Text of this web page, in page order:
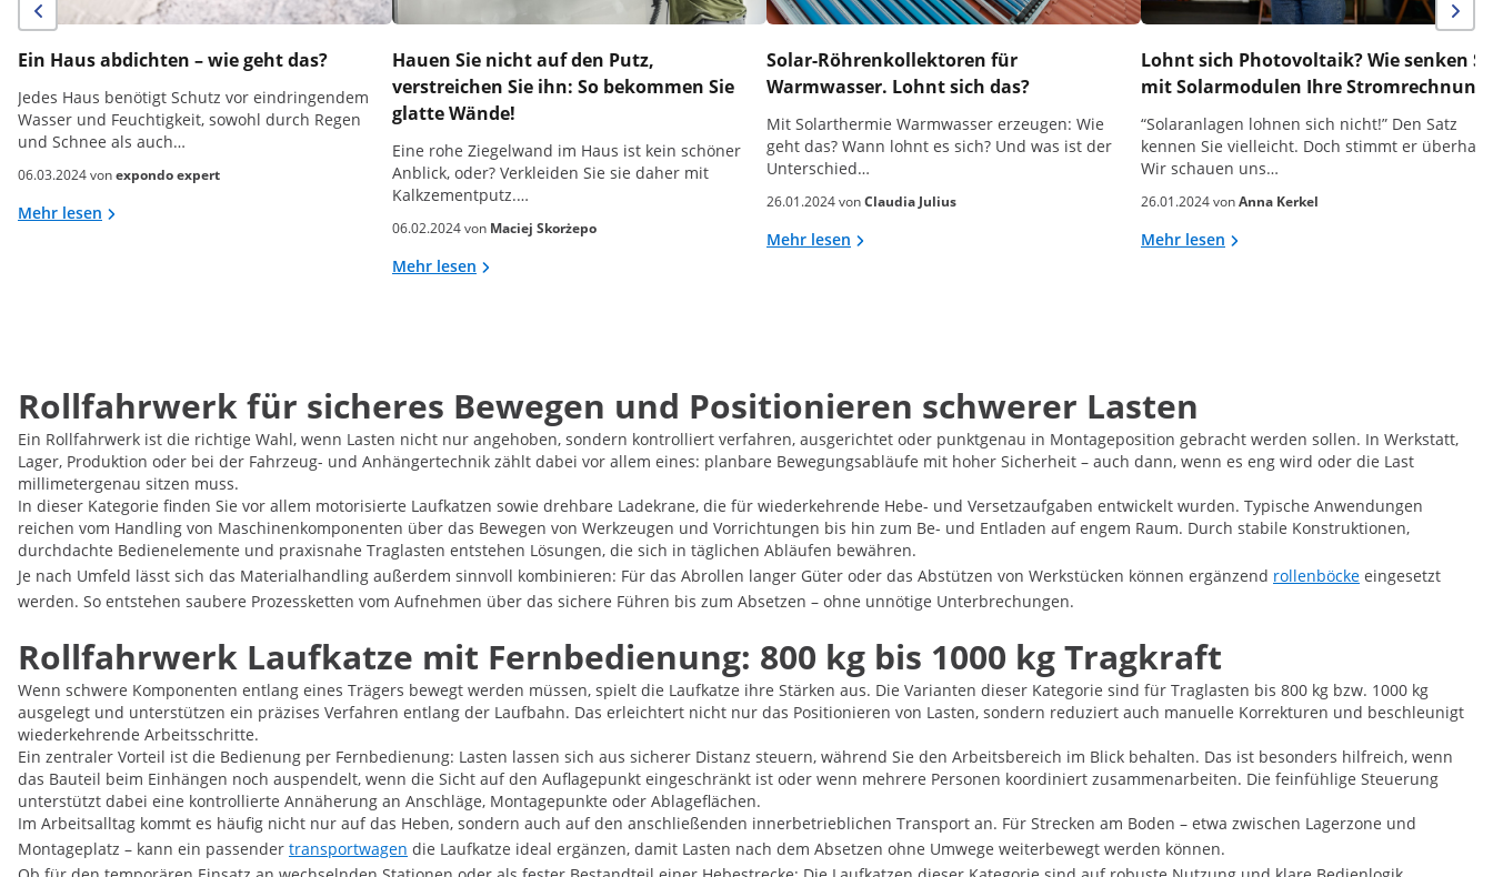
Ein Haus abdichten – wie geht das?
Jedes Haus benötigt Schutz vor eindringendem
Wasser und Feuchtigkeit, sowohl durch Regen
und Schnee als auch…
06.03.2024 vonexpondo expert
Mehr lesen
Hauen Sie nicht auf den Putz,
verstreichen Sie ihn: So bekommen Sie
glatte Wände!
Eine rohe Ziegelwand im Haus ist kein schöner
Anblick, oder? Verkleiden Sie sie daher mit
Kalkzementputz.…
06.02.2024 von Maciej Skorżepo
Mehr lesen
Solar-Röhrenkollektoren für
Warmwasser. Lohnt sich das?
Mit Solarthermie Warmwasser erzeugen: Wie
geht das? Wann lohnt es sich? Und was ist der
Unterschied…
26.01.2024 vonClaudia Julius
Mehr lesen
Lohnt sich Photovoltaik? Wie senken
mit Solarmodulen Ihre
“Solaranlagen lohnen sich nicht!” Den Satz
kennen Sie vielleicht. Doch stimmt er
Wir schauen uns…
26.01.2024 vonAnna Kerkel
Mehr lesen
Rollfahrwerk für sicheres Bewegen und Positionieren schwerer Lasten
Ein Rollfahrwerk ist die richtige Wahl, wenn Lasten nicht nur angehoben, sondern kontrolliert verfahren, ausgerichtet oder punktgenau in Montageposition gebracht werden sollen. In Werkstatt,
Lager, Produktion oder bei der Fahrzeug- und Anhängertechnik zählt dabei vor allem eines: planbare Bewegungsabläufe mit hoher Sicherheit – auch dann, wenn es eng wird oder die Last
millimetergenau sitzen muss.
In dieser Kategorie finden Sie vor allem motorisierte Laufkatzen sowie drehbare Ladekrane, die für wiederkehrende Hebe- und Versetzaufgaben entwickelt wurden. Typische Anwendungen
reichen vom Handling von Maschinenkomponenten über das Bewegen von Werkzeugen und Vorrichtungen bis hin zum Be- und Entladen auf engem Raum. Durch stabile Konstruktionen,
durchdachte Bedienelemente und praxisnahe Traglasten entstehen Lösungen, die sich in täglichen Abläufen bewähren.
Je nach Umfeld lässt sich das Materialhandling außerdem sinnvoll kombinieren: Für das Abrollen langer Güter oder das Abstützen von Werkstücken können ergänzend rollenböcke eingesetzt
werden. So entstehen saubere Prozessketten vom Aufnehmen über das sichere Führen bis zum Absetzen – ohne unnötige Unterbrechungen.
Rollfahrwerk Laufkatze mit Fernbedienung: 800 kg bis 1000 kg Tragkraft
Wenn schwere Komponenten entlang eines Trägers bewegt werden müssen, spielt die Laufkatze ihre Stärken aus. Die Varianten dieser Kategorie sind für Traglasten bis 800 kg bzw. 1000 kg
ausgelegt und unterstützen ein präzises Verfahren entlang der Laufbahn. Das erleichtert nicht nur das Positionieren von Lasten, sondern reduziert auch manuelle Korrekturen und beschleunigt
wiederkehrende Arbeitsschritte.
Ein zentraler Vorteil ist die Bedienung per Fernbedienung: Lasten lassen sich aus sicherer Distanz steuern, während Sie den Arbeitsbereich im Blick behalten. Das ist besonders hilfreich, wenn
das Bauteil beim Einhängen noch auspendelt, wenn die Sicht auf den Auflagepunkt eingeschränkt ist oder wenn mehrere Personen koordiniert zusammenarbeiten. Die feinfühlige Steuerung
unterstützt dabei eine kontrollierte Annäherung an Anschläge, Montagepunkte oder Ablageflächen.
Im Arbeitsalltag kommt es häufig nicht nur auf das Heben, sondern auch auf den anschließenden innerbetrieblichen Transport an. Für Strecken am Boden – etwa zwischen Lagerzone und
Montageplatz – kann ein passender transportwagen die Laufkatze ideal ergänzen, damit Lasten nach dem Absetzen ohne Umwege weiterbewegt werden können.